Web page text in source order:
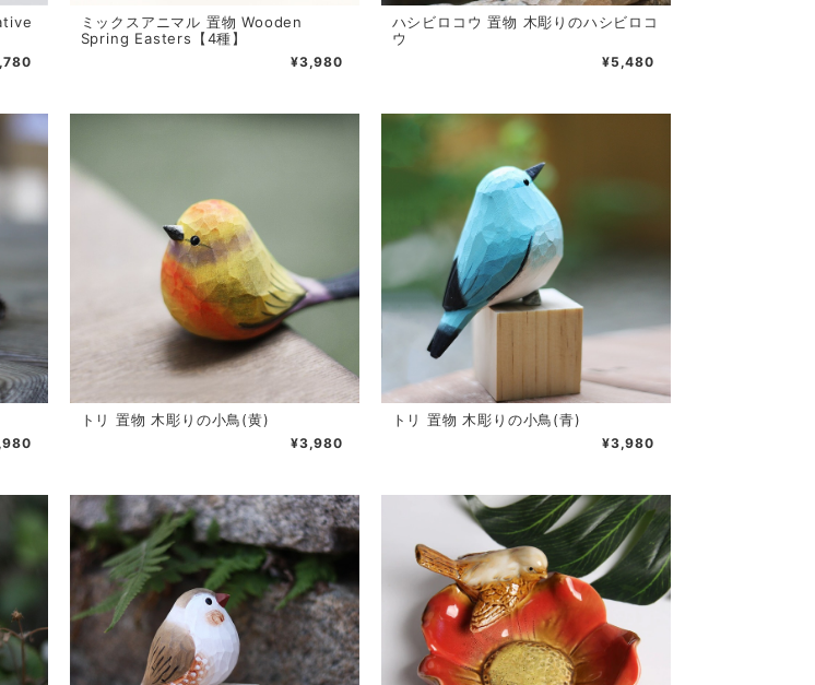
ミックスアニマル 置物 Wooden
Spring Easters【4種】
¥3,980
ハシビロコウ 置物 木彫りのハシビロコ
ウ
¥5,480
トリ 置物 木彫りの小鳥(黄)
¥3,980
トリ 置物 木彫りの小鳥(青)
¥3,980